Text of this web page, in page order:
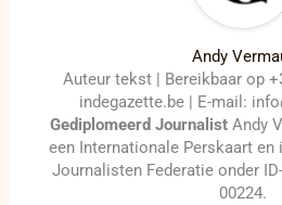
Andy
Auteur tekst | Bereikbaar op
indegazette.be | E-mail:
Gediplomeerd Journalist Andy
een Internationale Perskaart en
Journalisten Federatie onder
00224.